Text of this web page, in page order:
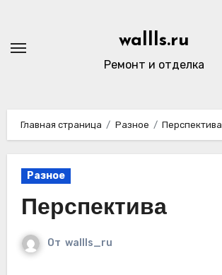
содержимому
wallls.ru
Ремонт и отделка
Главная страница Разное Перспектива
Разное
Перспектива
От wallls_ru